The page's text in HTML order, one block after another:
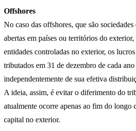
Offshores
No caso das offshores, que são
abertas em países ou territórios do
entidades controladas no exterior, os
tributados em 31 de dezembro de cada
independentemente de sua efetiva
A ideia, assim, é evitar o diferimento do
atualmente ocorre apenas ao fim do longo
capital no exterior.